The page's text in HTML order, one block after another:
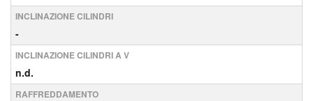
INCLINAZIONE CILINDRI
-
INCLINAZIONE CILINDRI A V
n.d.
RAFFREDDAMENTO